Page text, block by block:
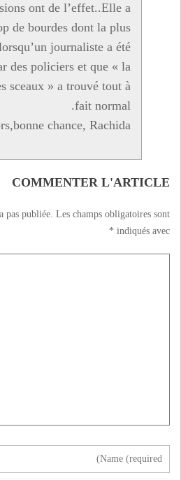
ont de l’effet..Elle a
de bourdes dont la plus
journaliste a été
des policiers et que « la
sceaux » a trouvé tout à
fait normal.
chance, Rachida !
COMMENTER L'ARTICLE
pas publiée. Les champs obligatoires sont
indiqués avec
*